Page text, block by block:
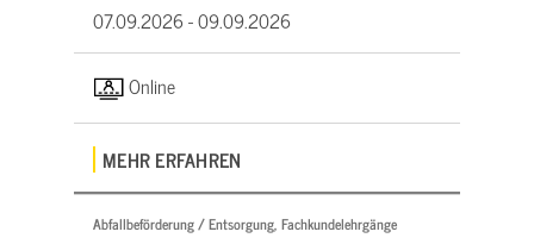
07.09.2026 -09.09.2026
Online
MEHR ERFAHREN
Abfallbeförderung / Entsorgung, Fachkundelehrgänge